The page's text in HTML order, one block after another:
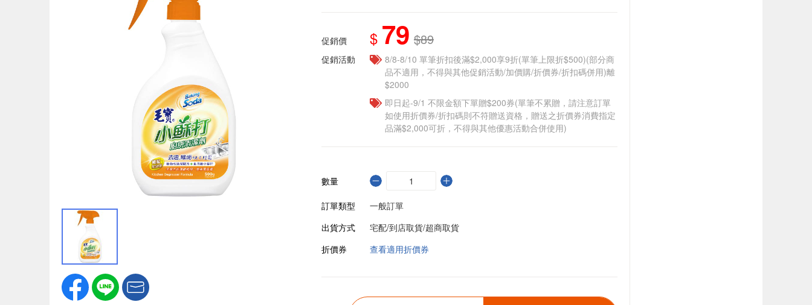
促銷價 $ 79 $89
促銷活動
8/8-8/10 單筆折扣後滿$2,000享9折(單筆上限折$500)(部分商
品不適用，不得與其他促銷活動/加價購/折價券/折扣碼併用)離
$2000
即日起-9/1 不限金額下單贈$200券(單筆不累贈，請注意訂單
如使用折價券/折扣碼則不符贈送資格，贈送之折價券消費指定
品滿$2,000可折，不得與其他優惠活動合併使用)
數量
訂單類型
一般訂單
出貨方式
宅配/到店取貨/超商取貨
折價券
查看適用折價券